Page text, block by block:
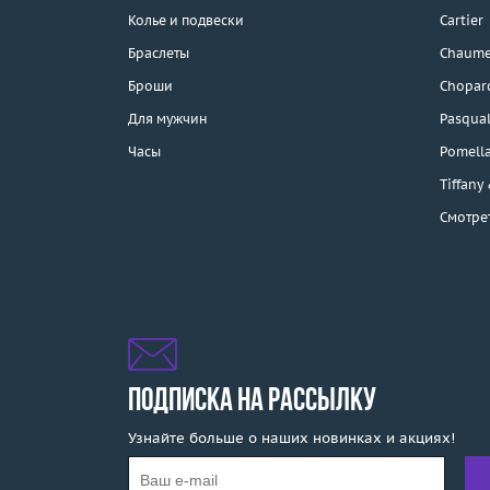
Бесплатная доставка
Покупка и оплата
Колье и подвески
Браслеты
Броши
Для мужчин
Часы
Cartier
Tiffany
ПОДПИСКА НА РАССЫЛКУ
Узнайте больше о наших новинках и акциях!